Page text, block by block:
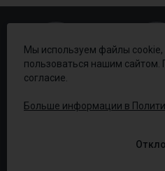
Мы используем файлы
пользоваться нашим сайтом.
согласие.
Больше информации в